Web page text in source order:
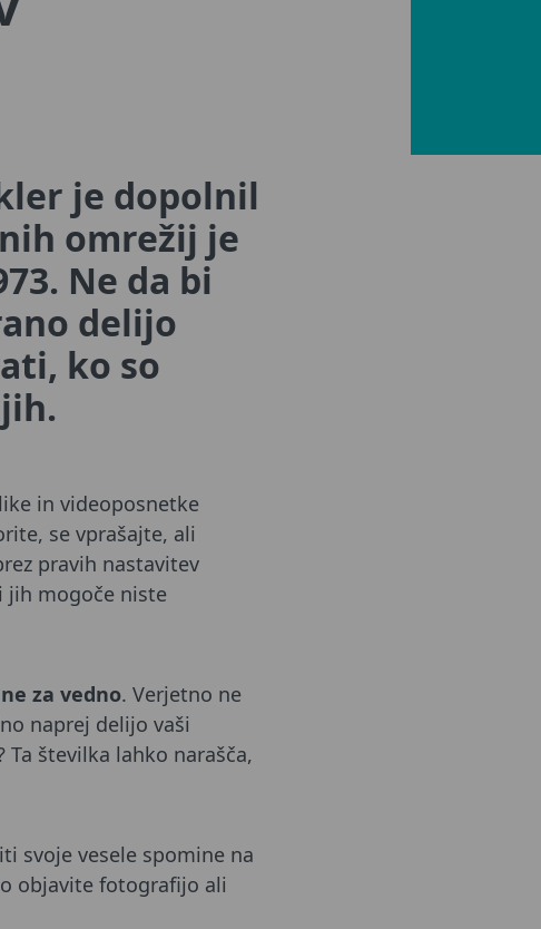
je dopolnil
omrežij je
Ne da bi
delijo
ko so
in videoposnetke
se vprašajte, ali
pravih nastavitev
jih mogoče niste
za vedno. Verjetno ne
naprej delijo vaši
številka lahko narašča,
svoje vesele spomine na
objavite fotografijo ali